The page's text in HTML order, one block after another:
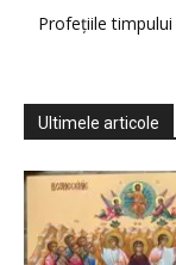
Profețiile timpului
Ultimele articole